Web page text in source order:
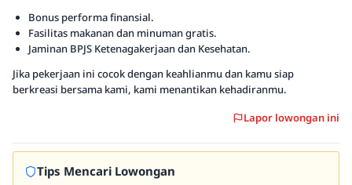
Bonus performa finansial.
Fasilitas makanan dan minuman gratis.
Jaminan BPJS Ketenagakerjaan dan Kesehatan.
Jika pekerjaan ini cocok dengan keahlianmu dan kamu siap
berkreasi bersama kami, kami menantikan kehadiranmu.
Lapor lowongan ini
Tips Mencari Lowongan